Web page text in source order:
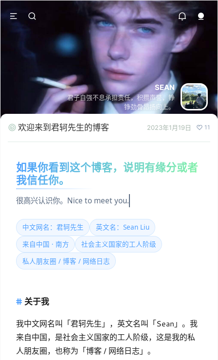
SEAN
君子自强不息承担责任，积攒声誉，铮
铮劲骨昂扬向上。
欢迎来到君轲先生的博客 2023年1月19日 11
如果你看到这个博客，说明有缘分或者
我信任你。
很高兴认识你。Nice to meet you.
中文网名：君轲先生
英文名：Sean Liu
来自中国 · 南方
社会主义国家的工人阶级
私人朋友圈 / 博客 / 网络日志
关于我
我中文网名叫「君轲先生」，英文名叫「Sean」。我
来自中国，是社会主义国家的工人阶级，这是我的私
人朋友圈，也称为「博客 / 网络日志」。